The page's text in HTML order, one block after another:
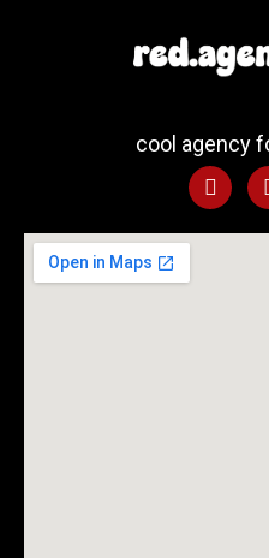
cool agency